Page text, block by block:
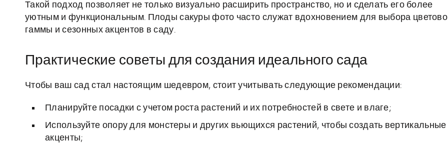
Такой подход позволяет не только визуально расширить пространство, но и сделать его более
уютным и функциональным. Плоды сакуры фото часто служат вдохновением для выбора
гаммы и сезонных акцентов в саду.
Практические советы для создания идеального сада
Чтобы ваш сад стал настоящим шедевром, стоит учитывать следующие рекомендации:
Планируйте посадки с учетом роста растений и их потребностей в свете и влаге;
Используйте опору для монстеры и других вьющихся растений, чтобы создать вертикальные
акценты;